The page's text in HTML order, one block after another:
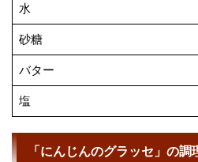
水
砂糖
バター
塩
「にんじんのグラッセ」の調